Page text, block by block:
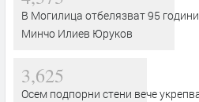
В Могилица отбелязват 95
Минчо Илиев Юруков
3,625
Осем подпорни стени вече